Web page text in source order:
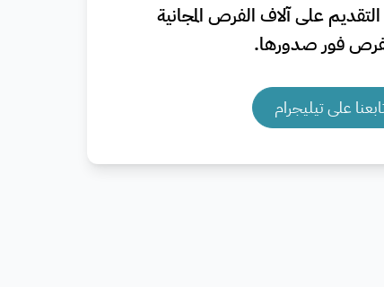
على آلاف الفرص المجانية
فور صدورها.
على تيليجرام